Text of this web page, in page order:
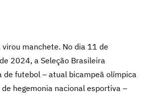
virou manchete. No dia 11 de
2024, a Seleção Brasileira
de futebol – atual bicampeã olímpica
hegemonia nacional esportiva –